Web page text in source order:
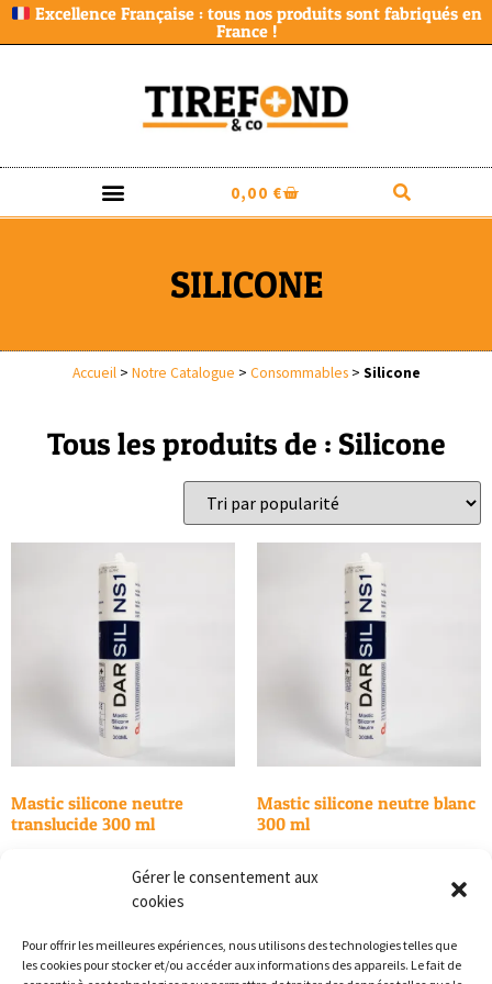
Gérer le consentement aux
cookies
Pour offrir les meilleures expériences, nous utilisons des technologies telles que
les cookies pour stocker et/ou accéder aux informations des appareils. Le fait de
Excellence Française : tous nos produits sont fabriqués en
France !
0,00 €
SILICONE
Accueil> Notre Catalogue > Consommables> Silicone
Tous les produits de : Silicone
Mastic silicone neutre
translucide 300 ml
Ajouter au panier
Mastic silicone neutre blanc
300 ml